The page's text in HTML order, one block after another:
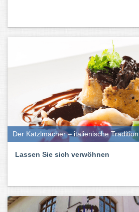
Der Katzlmacher – italienische Tradition
Lassen Sie sich verwöhnen